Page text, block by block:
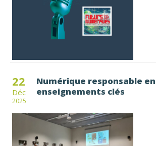
22
Déc
2025
Numérique responsable
enseignements clés